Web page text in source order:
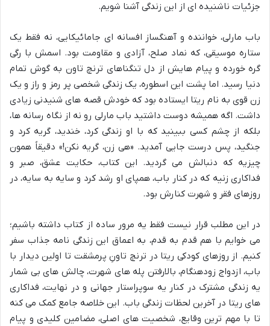
جزئیات ناشنیده ای از این زندگی آشنا شویم.
باب مارلی، خواننده و آهنگساز افسانه ای جامائیکایی، نه فقط یک
ستاره موسیقی، که نماد صلح، آزادی و مقاومت بود. اسمش با رگی
گره خورده و پیام هایش از دل تنگناهای ترنچ تاون به گوش تمام
دنیا رسید. اما پشت این اسطوره، یک زندگی شخصی پر رمز و راز و یک
زن قوی به نام ریتا ایستاده بود که خودش قصه های شنیدنی زیادی
داشت. اگه همیشه دوست داشتید باب مارلی رو نه از نگاه رسانه ها،
بلکه از چشم کسی ببینید که با او زندگی کرد، خندید، گریه کرد و
جنگید، پس درست جایی آمدید. «هی زن، گریه نکن!» دقیقاً همون
چیزیه که دنبالش می گردید. این کتاب، حکایت عشق، صبر و
فداکاری زنیه که در کنار باب، همپای او رشد کرد و سایه به سایه، در
روزهای فقر و شهرت کنارش بود.
در این مطلب قرار نیست فقط یه مرور ساده از کتاب داشته باشیم؛
می خوایم با هم قدم به قدم، به اعماق این زندگی نامه جذاب سفر
کنیم. از روزهای کودکی ریتا در ترنچ تاونِ پرمشقت تا اولین دیدار با
باب، ازدواج زودهنگام، بالارفتن پله های شهرت، چالش های بی شمار
یه زندگی مشترک در کنار یه سوپراستار جهانی و در نهایت، فداکاری
های ریتا در آخرین لحظات زندگی باب. این خلاصه جامع کمک می کنه
تا با مهم ترین وقایع، شخصیت های اصلی، مضامین کلیدی و پیام